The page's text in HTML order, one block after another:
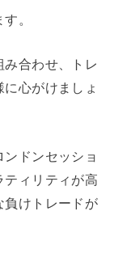
。
み合わせ、トレ
心がけましょ
ドンセッショ
ティリティが高
負けトレードが